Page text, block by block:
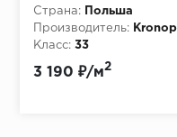
Страна:
Польша
Производитель:
Класс: 33
Толщина, мм:
3 190 ₽/м2